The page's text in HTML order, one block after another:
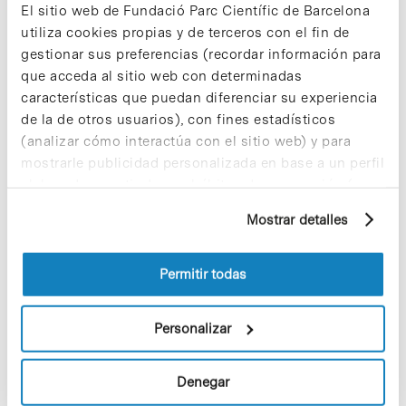
El sitio web de Fundació Parc Científic de Barcelona
utiliza cookies propias y de terceros con el fin de
gestionar sus preferencias (recordar información para
que acceda al sitio web con determinadas
características que puedan diferenciar su experiencia
de la de otros usuarios), con fines estadísticos
(analizar cómo interactúa con el sitio web) y para
mostrarle publicidad personalizada en base a un perfil
elaborado a partir de sus hábitos de navegación (por
información sobre las cookies puede consultar
la Política de cookies del sitio web.
Mostrar detalles
Permitir todas
Personalizar
Denegar
> ALIANZAS PARA LOGRAR LOS OBJETIVOS
> EDUCACIÓN DE CALIDAD
> INDUSTRIA, INNOVACIÓN E INFRAESTRUCTURAS
> PRODUCCIÓN Y CONSUMO RESPONSABLES
> SALUD Y BIENESTAR
> TRABAJO DECENTE Y CRECIMIENTO ECONÓMICO
Notas más vistas
Los proyectos colectivos son
enriquecedores. ¡Participa y haz
crecer la Sostenibilidad en el PCB!
9 de septiembre de 2025